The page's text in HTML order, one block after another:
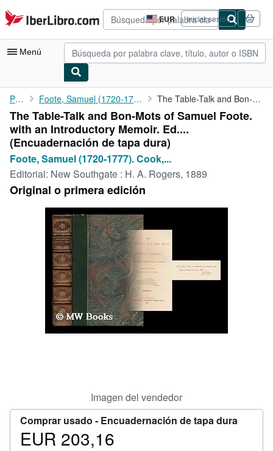
Pasar al contenido principal
IberLibro.com EUR
Preferencias
de
compra
del
Iniciar sesión
Menú
Mi cuenta
Consultar mis pedidos
Búsqueda avanzada
Colecciones
Vendedores
Comenzar a vender
CERRAR
Portada Foote, Samuel (1720-1777). Cook, William (D. 1824) Ed. The Table-Talk and Bon-Mots of Samuel Foote. with an ...
The Table-Talk and Bon-Mots of Samuel Foote.
with an Introductory Memoir. Ed....
(Encuadernación de tapa dura)
Foote, Samuel (1720-1777). Cook,...
Editorial: New Southgate : H. A. Rogers, 1889
Original o primera edición
Imagen del vendedor
Comprar usado - Encuadernación de tapa dura
Precio
EUR 203,16